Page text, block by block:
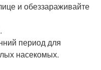
и обеззараживайте
период для
насекомых.